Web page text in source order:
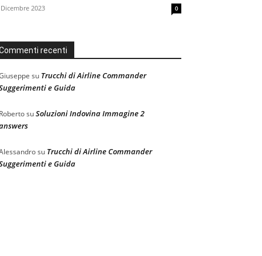
2023 0
recenti
su Trucchi di Airline Commander
e Guida
RobertosuSoluzioni Indovina Immagine 2
su Trucchi di Airline Commander
e Guida